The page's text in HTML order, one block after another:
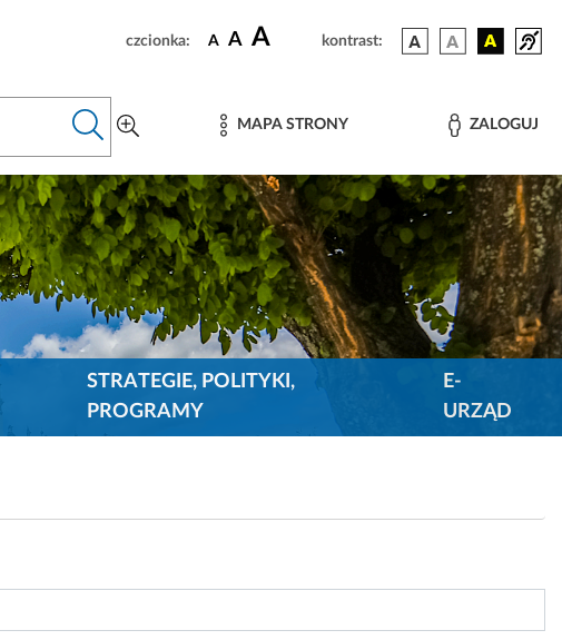
czcionka: A A A kontrast:
MAPA STRONY ZALOGUJ
STRATEGIE, POLITYKI,
PROGRAMY
E-
URZĄD